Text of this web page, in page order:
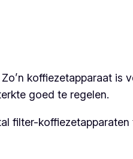
koffiezetapparaat is
goed te regelen.
filter-